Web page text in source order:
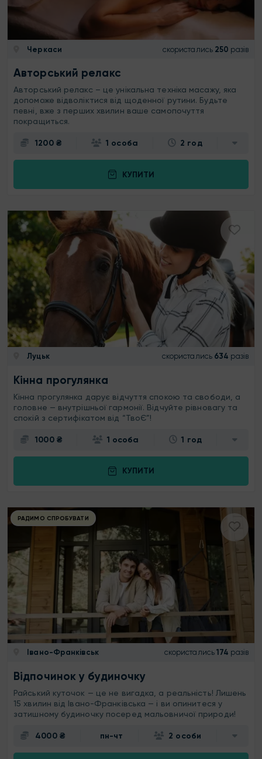
Черкаси скористались 250 разів
Авторський релакс
Авторський релакс – це унікальна техніка масажу, яка
допоможе відволіктися від щоденної рутини. Будьте
певні, вже з перших хвилин ваше самопочуття
покращиться.
1200 ₴ 1 особа 2 год
КУПИТИ
Луцьк скористались 634 разів
Кінна прогулянка
Кінна прогулянка дарує відчуття спокою та свободи, а
головне — внутрішньої гармонії. Відчуйте рівновагу та
спокій з сертифікатом від “ТвоЄ”!
1000 ₴ 1 особа 1 год
КУПИТИ
РАДИМО СПРОБУВАТИ
Івано-Франківськ скористались 174 разів
Відпочинок у будиночку
Райський куточок — це не вигадка, а реальність! Лишень
15 хвилин від Івано-Франківська — і ви опинитеся у
затишному будиночку посеред мальовничої природи!
4000 ₴ пн-чт 2 особи